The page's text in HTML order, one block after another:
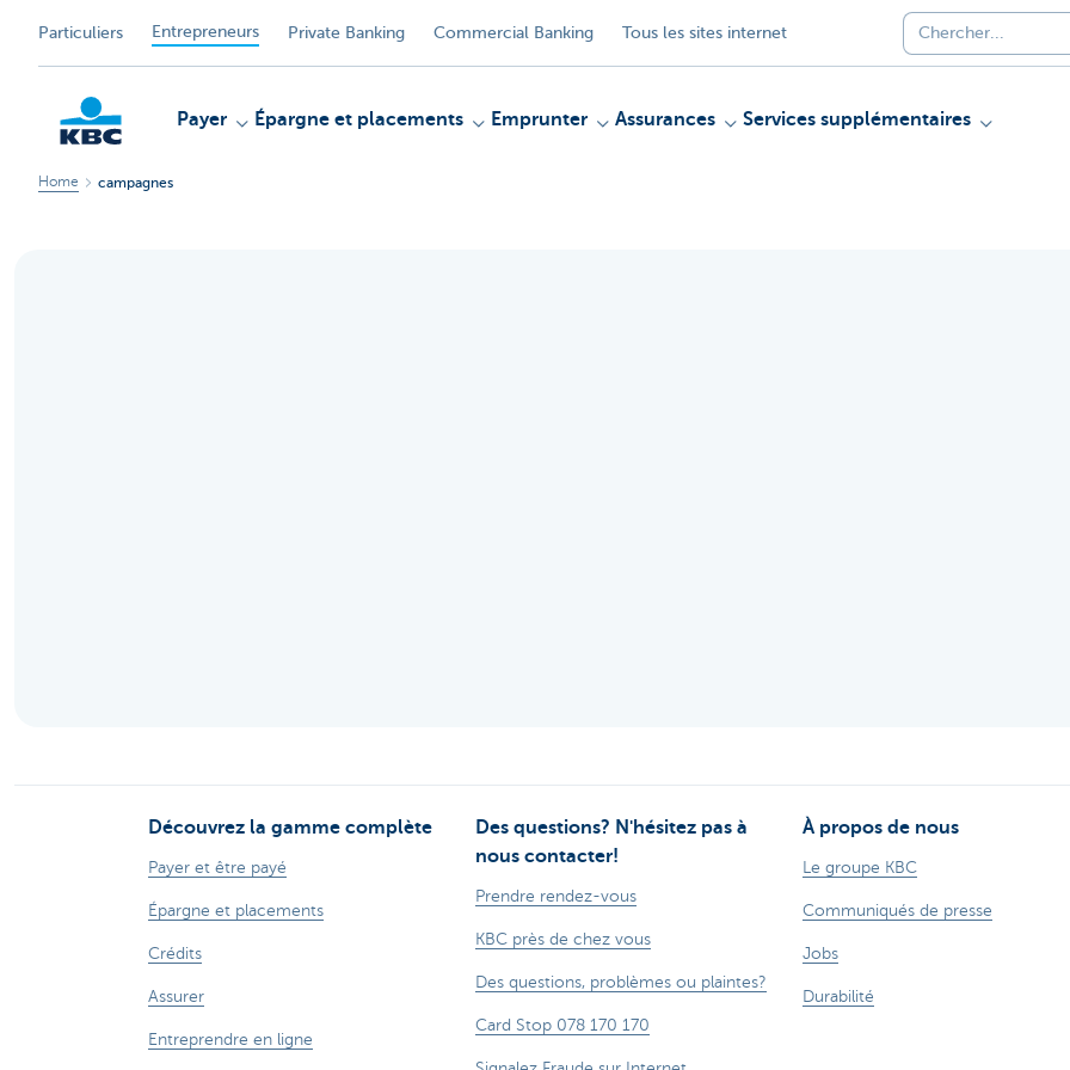
Particuliers Entrepreneurs Private Banking Commercial Banking Tous les sites internet
Payer Épargne et placements Emprunter Assurances Services supplémentaires
Home campagnes
Découvrez la gamme complète
Payer et être payé
Épargne et placements
Crédits
Assurer
Entreprendre en ligne
Des questions? N'hésitez pas à
nous contacter!
Prendre rendez-vous
KBC près de chez vous
Des questions, problèmes ou plaintes?
Card Stop 078 170 170
À propos de nous
Le groupe KBC
Communiqués de presse
Jobs
Durabilité